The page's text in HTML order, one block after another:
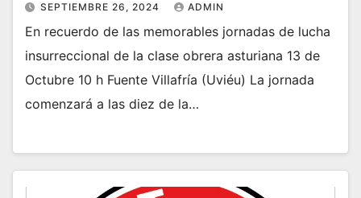
SEPTIEMBRE 26, 2024 ADMIN
En recuerdo de las memorables jornadas de lucha
insurreccional de la clase obrera asturiana 13 de
Octubre 10 h Fuente Villafría (Uviéu) La jornada
comenzará a las diez de la…